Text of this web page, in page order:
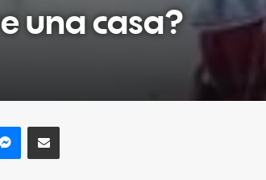
una casa?
Messenger
Share via Email